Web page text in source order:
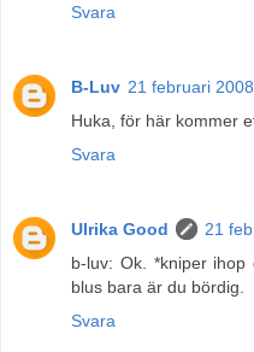
Svara
B-Luv 21 februari
Huka, för här kommer
Svara
Ulrika Good
21
b-luv: Ok. *kniper
blus bara är du bördig.
Svara